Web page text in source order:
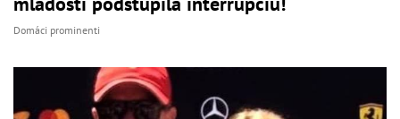
Domáci prominenti